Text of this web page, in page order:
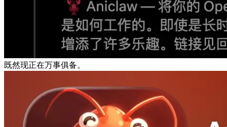
既然现正在万事俱备。